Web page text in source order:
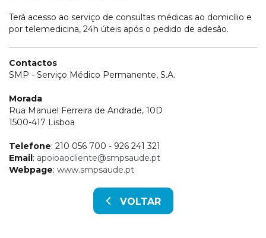
Terá acesso ao serviço de consultas médicas ao domicílio e
por telemedicina, 24h úteis após o pedido de adesão.
Contactos
SMP - Serviço Médico Permanente, S.A.
Morada
Rua Manuel Ferreira de Andrade, 10D
1500-417 Lisboa
Telefone: 210 056 700 - 926 241 321
Email: apoioaocliente@smpsaude.pt
Webpage: www.smpsaude.pt
VOLTAR